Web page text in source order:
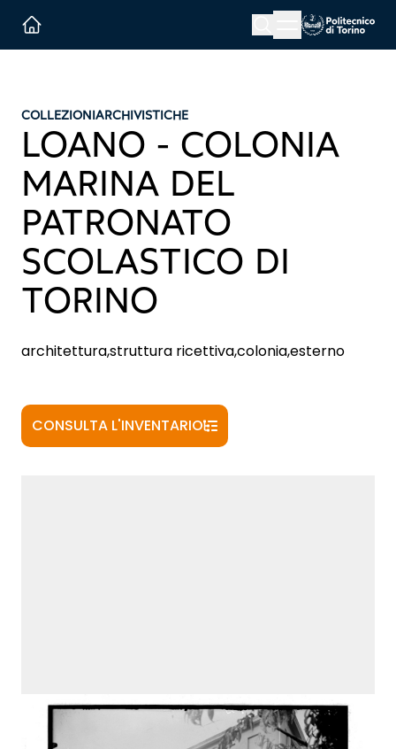
Menu button
COLLEZIONIARCHIVISTICHE
LOANO - COLONIA
MARINA DEL
PATRONATO
SCOLASTICO DI
TORINO
architettura,struttura ricettiva,colonia,esterno
CONSULTA L'INVENTARIO